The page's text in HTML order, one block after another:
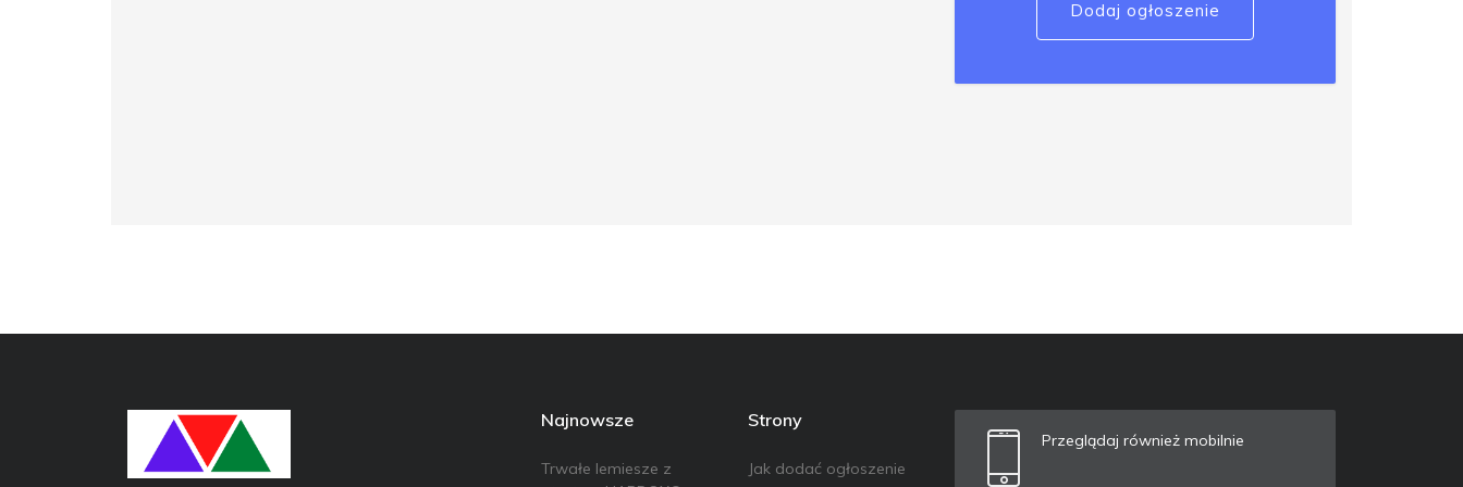
Dodaj ogłoszenie
Najnowsze
Trwałe lemiesze z
Strony
Jak dodać ogłoszenie
Przeglądaj również mobilnie